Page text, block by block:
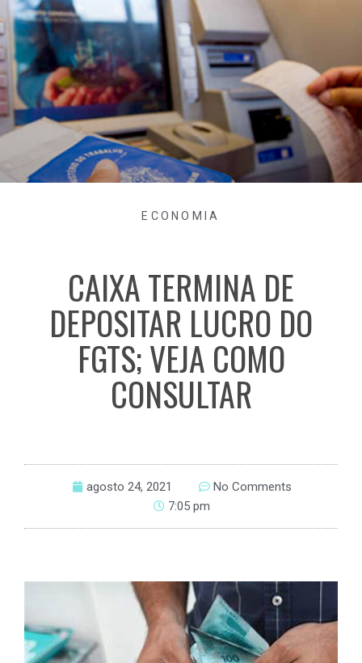
ECONOMIA
CAIXA TERMINA DE
DEPOSITAR LUCRO DO
FGTS; VEJA COMO
CONSULTAR
agosto 24, 2021
No Comments
7:05 pm